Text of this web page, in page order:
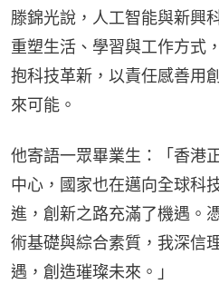
滕錦光說，人工智能與新興
重塑生活、學習與工作方式
抱科技革新，以責任感善用
來可能。
他寄語一眾畢業生：「香港
中心，國家也在邁向全球科
進，創新之路充滿了機遇。
術基礎與綜合素質，我深信
遇，創造璀璨未來。」